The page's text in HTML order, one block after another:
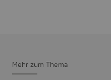
Mehr zum Thema